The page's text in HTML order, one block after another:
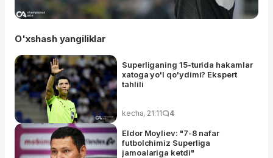
O'xshash yangiliklar
Superliganing 15-turida hakamlar
xatoga yo'l qo'ydimi? Ekspert
tahlili
kecha, 21:11 4
Eldor Moyliev: "7-8 nafar
futbolchimiz Superliga
jamoalariga ketdi"